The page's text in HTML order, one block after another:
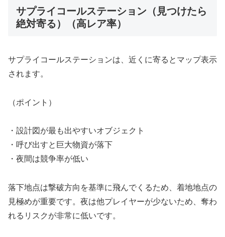
サプライコールステーション（見つけたら
絶対寄る）（高レア率）
サプライコールステーションは、近くに寄るとマップ表示
されます。
（ポイント）
・設計図が最も出やすいオブジェクト
・呼び出すと巨大物資が落下
・夜間は競争率が低い
落下地点は撃破方向を基準に飛んでくるため、着地地点の
見極めが重要です。夜は他プレイヤーが少ないため、奪わ
れるリスクが非常に低いです。